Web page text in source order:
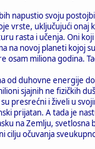
napustio svoju
vrste, uključujući onaj
rasta i učenja. Oni
na novoj planeti kojoj
osam miliona godina.
od duhovne energije
sjajnih ne fizičkih
presrećni i živeli u
prijatan. A tada je
na Zemlju, svetlosna
cilju očuvanja